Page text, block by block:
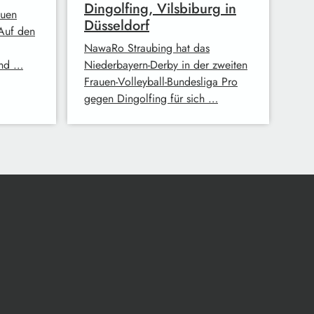
den
…
Dingolfing, Vilsbiburg in
Düsseldorf
NawaRo Straubing hat das
Niederbayern-Derby in der zweiten
Frauen-Volleyball-Bundesliga Pro
gegen Dingolfing für sich …